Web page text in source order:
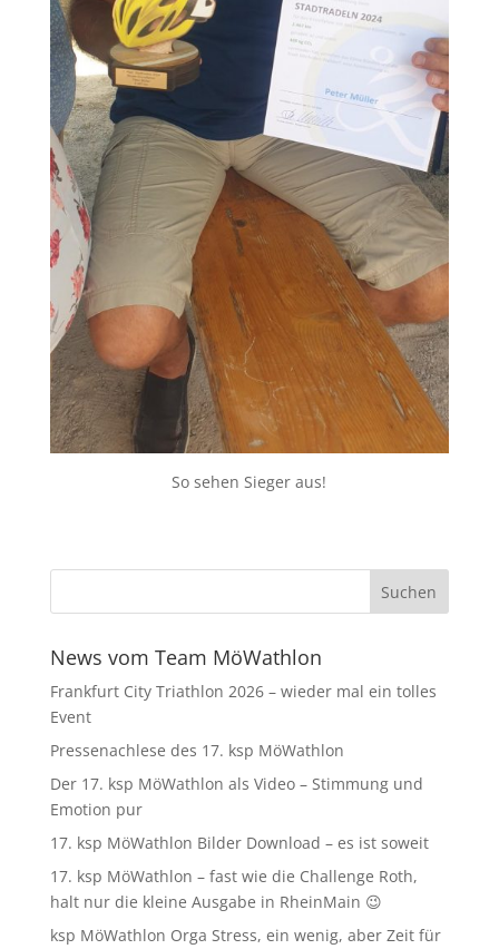
So sehen Sieger aus!
News vom Team MöWathlon
Frankfurt City Triathlon 2026 – wieder mal ein tolles
Event
Pressenachlese des 17. ksp MöWathlon
Der 17. ksp MöWathlon als Video – Stimmung und
Emotion pur
17. ksp MöWathlon Bilder Download – es ist soweit
17. ksp MöWathlon – fast wie die Challenge Roth,
halt nur die kleine Ausgabe in RheinMain 😉
ksp MöWathlon Orga Stress, ein wenig, aber Zeit für